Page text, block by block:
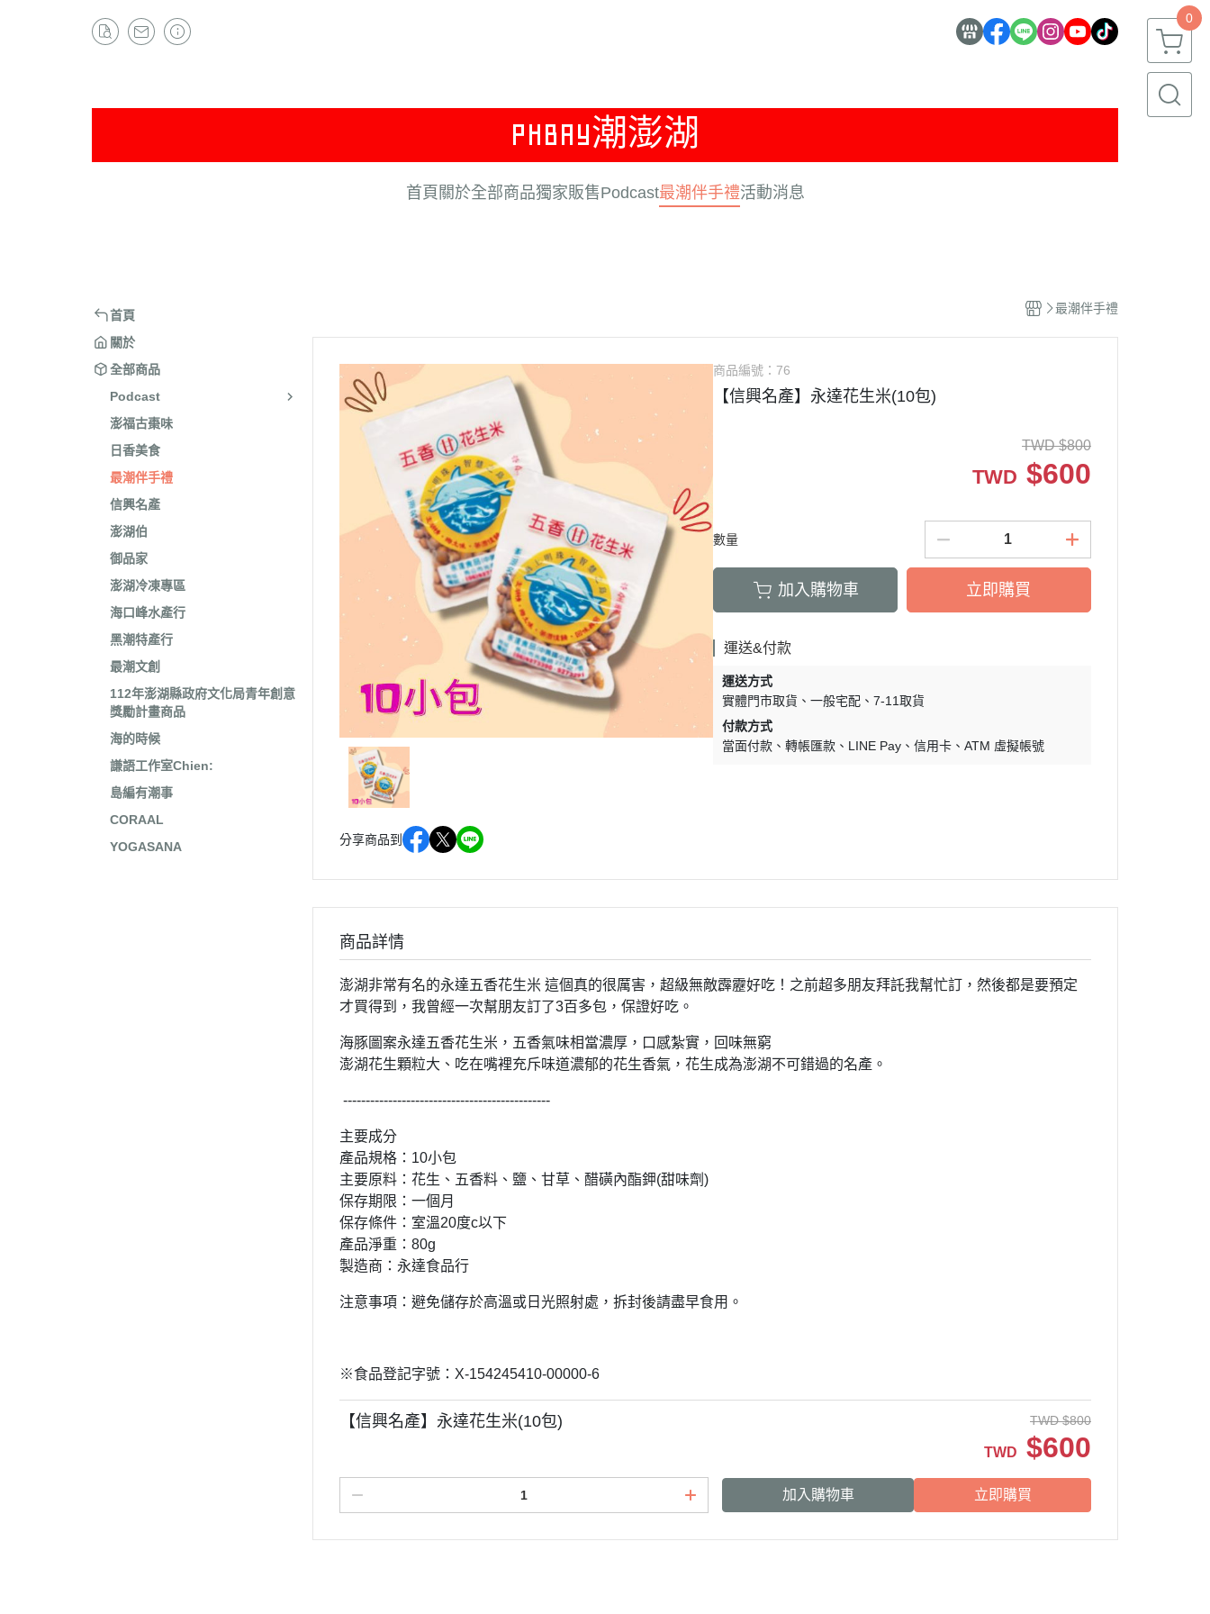
0
PHBAY潮澎湖
首頁 關於全部商品獨家販售Podcast最潮伴手禮活動消息
首頁
關於
全部商品
Podcast
澎福古棗味
日香美食
最潮伴手禮
信興名產
澎湖伯
御品家
澎湖冷凍專區
海口峰水產行
黑潮特產行
最潮文創
112年澎湖縣政府文化局青年創意
獎勵計畫商品
海的時候
謙語工作室Chien:
島編有潮事
CORAAL
YOGASANA
最潮伴手禮
分享商品到
商品編號：76
【信興名產】永達花生米(10包)
TWD $800
TWD $600
數量
加入購物車 立即購買
運送&付款
運送方式
實體門市取貨
一般宅配
7-11取貨
付款方式
當面付款
轉帳匯款 LINE Pay 信用卡 ATM 虛擬帳號
商品詳情
澎湖非常有名的永達五香花生米 這個真的很厲害，超級無敵霹靂好吃！之前超多朋友拜託我幫忙訂，然後都是要預定
才買得到，我曾經一次幫朋友訂了3百多包，保證好吃。
海豚圖案永達五香花生米，五香氣味相當濃厚，口感紮實，回味無窮
澎湖花生顆粒大、吃在嘴裡充斥味道濃郁的花生香氣，花生成為澎湖不可錯過的名產。
----------------------------------------------
主要成分
產品規格：10小包
主要原料：花生、五香料、鹽、甘草、醋磺內酯鉀(甜味劑)
保存期限：一個月
保存條件：室溫20度c以下
產品淨重：80g
製造商：永達食品行
注意事項：避免儲存於高溫或日光照射處，拆封後請盡早食用。
※食品登記字號：X-154245410-00000-6
【信興名產】永達花生米(10包) TWD $800
TWD $600
加入購物車 立即購買